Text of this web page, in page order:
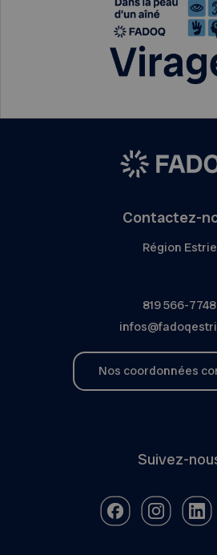
Contactez-
Région Estrie
819 566-7748
Nos coordonnées
Suivez-